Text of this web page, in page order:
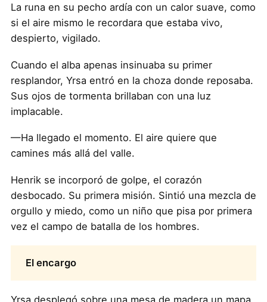
La runa en su pecho ardía con un calor suave, como
si el aire mismo le recordara que estaba vivo,
despierto, vigilado.
Cuando el alba apenas insinuaba su primer
resplandor, Yrsa entró en la choza donde reposaba.
Sus ojos de tormenta brillaban con una luz
implacable.
—Ha llegado el momento. El aire quiere que
camines más allá del valle.
Henrik se incorporó de golpe, el corazón
desbocado. Su primera misión. Sintió una mezcla de
orgullo y miedo, como un niño que pisa por primera
vez el campo de batalla de los hombres.
El encargo
Yrsa desplegó sobre una mesa de madera un mapa